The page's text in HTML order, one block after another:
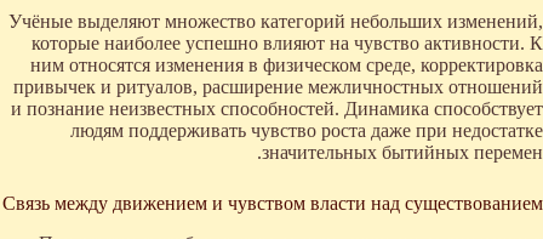
Учёные выделяют множество категорий небольших изменений,
которые наиболее успешно влияют на чувство активности. К
ним относятся изменения в физическом среде, корректировка
привычек и ритуалов, расширение межличностных отношений
и познание неизвестных способностей. Динамика способствует
людям поддерживать чувство роста даже при недостатке
значительных бытийных перемен.
Связь между движением и чувством власти над существованием